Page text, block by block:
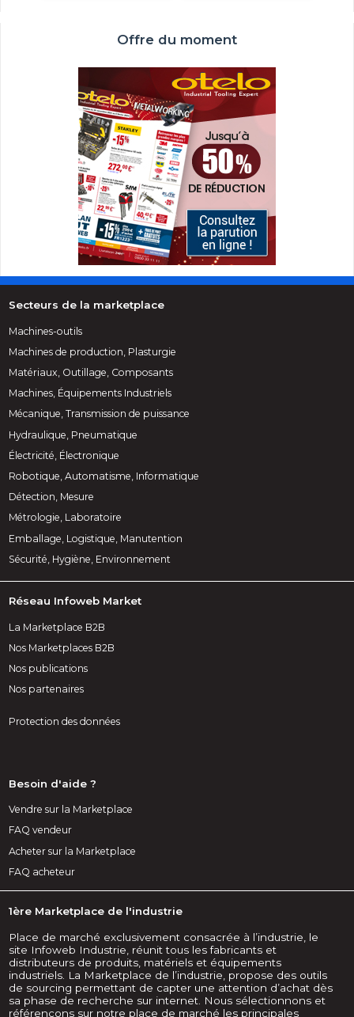
Offre du moment
Secteurs de la marketplace
Machines-outils
Machines de production, Plasturgie
Matériaux, Outillage, Composants
Machines, Équipements Industriels
Mécanique, Transmission de puissance
Hydraulique, Pneumatique
Électricité, Électronique
Robotique, Automatisme, Informatique
Détection, Mesure
Métrologie, Laboratoire
Emballage, Logistique, Manutention
Sécurité, Hygiène, Environnement
Réseau Infoweb Market
La Marketplace B2B
Nos Marketplaces B2B
Nos publications
Nos partenaires
Protection des données
Besoin d'aide ?
Vendre sur la Marketplace
FAQ vendeur
Acheter sur la Marketplace
FAQ acheteur
1ère Marketplace de l'industrie
Place de marché exclusivement consacrée à l’industrie, le
site Infoweb Industrie, réunit tous les fabricants et
distributeurs de produits, matériels et équipements
industriels. La Marketplace de l’industrie, propose des outils
de sourcing permettant de capter une attention d’achat dès
sa phase de recherche sur internet. Nous sélectionnons et
référençons sur notre place de marché les principales